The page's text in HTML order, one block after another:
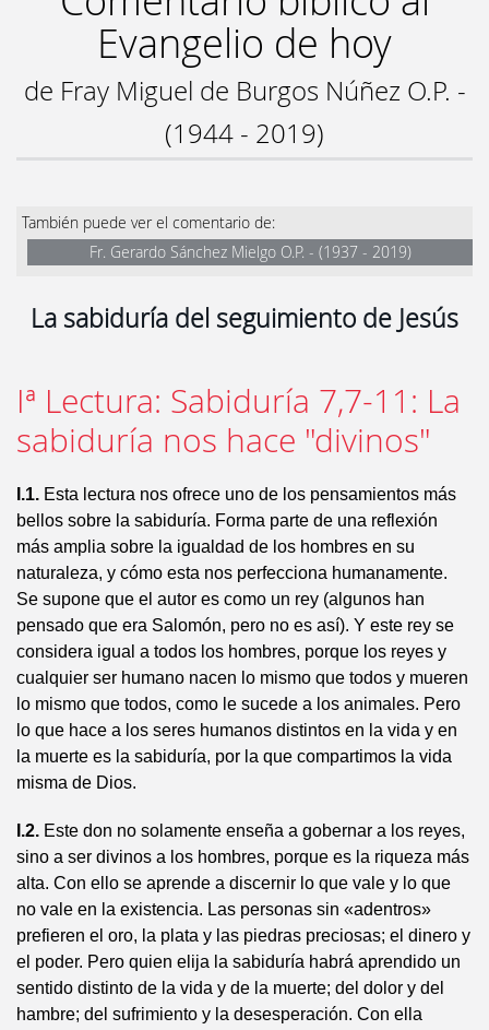
Evangelio de hoy
de Fray Miguel de Burgos Núñez O.P. -
(1944 - 2019)
También puede ver el comentario de:
Fr. Gerardo Sánchez Mielgo O.P. - (1937 - 2019)
La sabiduría del seguimiento de Jesús
Iª Lectura: Sabiduría 7,7-11: La
sabiduría nos hace "divinos"
I.1. Esta lectura nos ofrece uno de los pensamientos más
bellos sobre la sabiduría. Forma parte de una reflexión
más amplia sobre la igualdad de los hombres en su
naturaleza, y cómo esta nos perfecciona humanamente.
Se supone que el autor es como un rey (algunos han
pensado que era Salomón, pero no es así). Y este rey se
considera igual a todos los hombres, porque los reyes y
cualquier ser humano nacen lo mismo que todos y mueren
lo mismo que todos, como le sucede a los animales. Pero
lo que hace a los seres humanos distintos en la vida y en
la muerte es la sabiduría, por la que compartimos la vida
misma de Dios.
I.2. Este don no solamente enseña a gobernar a los reyes,
sino a ser divinos a los hombres, porque es la riqueza más
alta. Con ello se aprende a discernir lo que vale y lo que
no vale en la existencia. Las personas sin «adentros»
prefieren el oro, la plata y las piedras preciosas; el dinero y
el poder. Pero quien elija la sabiduría habrá aprendido un
sentido distinto de la vida y de la muerte; del dolor y del
hambre; del sufrimiento y la desesperación. Con ella